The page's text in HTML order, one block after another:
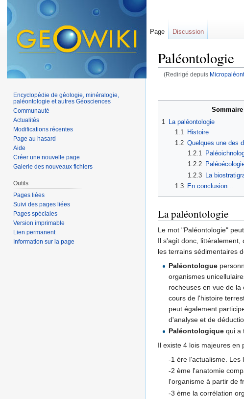
Paléontologie
(Redirigé depuis
Sommaire
1
La paléontologie
1.1
Histoire
1.2 Quelques une des
1.2.1
1.2.2
1.2.3 La
1.3
En conclusion...
La paléontologie
Le mot "Paléontologie"
Il s'agit donc, littéralement,
les terrains sédimentaires
Paléontologue
organismes
rocheuses en vue de
cours de l'histoire
peut également
d'analyse et de
Paléontologique qui a
Il existe 4 lois majeures en
-1 ère l'actualisme. Les
-2 ème l'anatomie
l'organisme à partir de
-3 ème la corrélation
Page Discussion
Encyclopédie de géologie, minéralogie,
paléontologie et autres Géosciences
Communauté
Actualités
Modifications récentes
Page au hasard
Aide
Créer une nouvelle page
Galerie des nouveaux fichiers
Outils
Pages liées
Suivi des pages liées
Pages spéciales
Version imprimable
Lien permanent
Information sur la page